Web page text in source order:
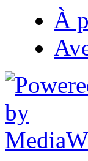
À